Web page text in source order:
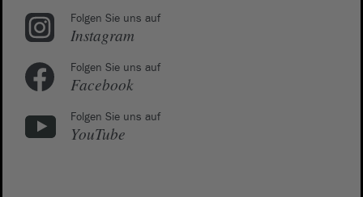
Folgen Sie uns auf
Instagram
Folgen Sie uns auf
Facebook
Folgen Sie uns auf
YouTube